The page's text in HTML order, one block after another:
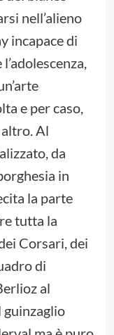
nell’alieno
incapace di
e per caso,
Al
da
in
la parte
tutta la
Corsari, dei
di
al